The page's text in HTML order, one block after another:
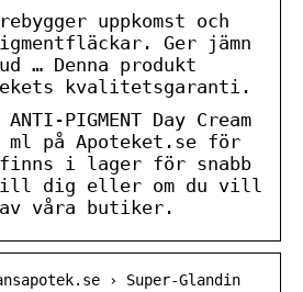
uppkomst och
Ger jämn
… Denna produkt
kvalitetsgaranti.
PIGMENT Day Cream
ml på Apoteket.se för
finns i lager för snabb
till dig eller om du vill
våra butiker.
› Super-Glandin